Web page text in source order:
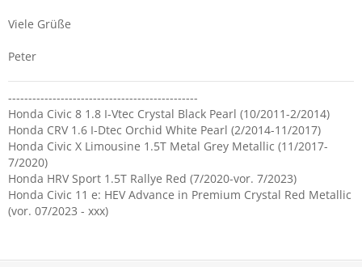
Viele Grüße
Peter
-----------------------------------------------
Honda Civic 8 1.8 I-Vtec Crystal Black Pearl (10/2011-2/2014)
Honda CRV 1.6 I-Dtec Orchid White Pearl (2/2014-11/2017)
Honda Civic X Limousine 1.5T Metal Grey Metallic (11/2017-
7/2020)
Honda HRV Sport 1.5T Rallye Red (7/2020-vor. 7/2023)
Honda Civic 11 e: HEV Advance in Premium Crystal Red Metallic
(vor. 07/2023 - xxx)